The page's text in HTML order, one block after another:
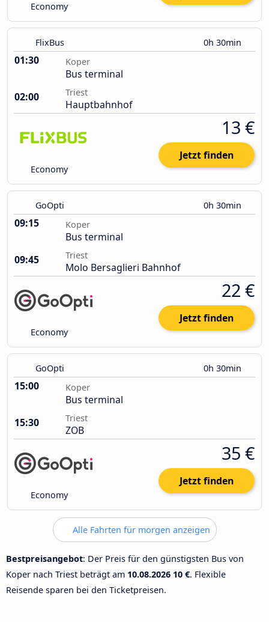
Economy
FlixBus 0h 30min
01:30 Koper
Bus terminal
02:00
Triest
Hauptbahnhof
Economy
13 €
Jetzt finden
GoOpti 0h 30min
09:15 Koper
Bus terminal
09:45
Triest
Molo Bersaglieri Bahnhof
Economy
22 €
Jetzt finden
GoOpti 0h 30min
15:00 Koper
Bus terminal
15:30
Triest
ZOB
Economy
35 €
Jetzt finden
Alle Fahrten für morgen anzeigen
Bestpreisangebot: Der Preis für den günstigsten Bus von
Koper nach Triest beträgt am 10.08.2026 10 €. Flexible
Reisende sparen bei den Ticketpreisen.